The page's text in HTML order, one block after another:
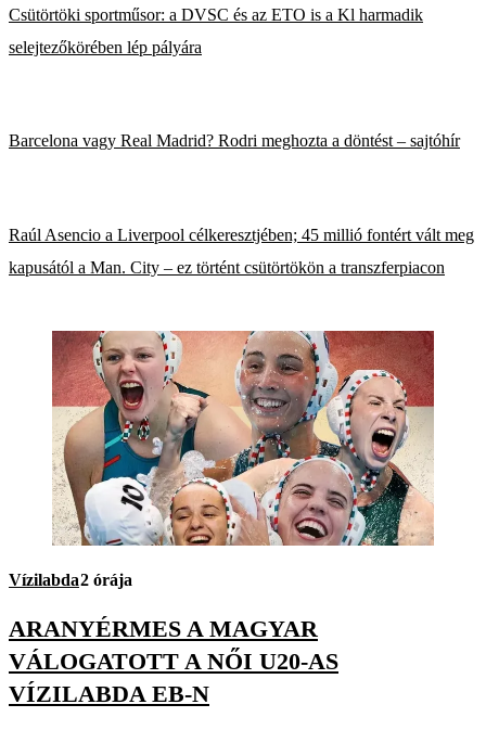
Csütörtöki sportműsor: a DVSC és az ETO is a Kl harmadik
selejtezőkörében lép pályára
Barcelona vagy Real Madrid? Rodri meghozta a döntést – sajtóhír
Raúl Asencio a Liverpool célkeresztjében; 45 millió fontért vált meg
kapusától a Man. City – ez történt csütörtökön a transzferpiacon
Vízilabda2 órája
ARANYÉRMES A MAGYAR
VÁLOGATOTT A NŐI U20-AS
VÍZILABDA EB-N